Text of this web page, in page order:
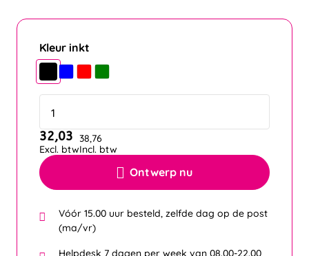
Kleur inkt
Ontwerp nu
32,03
Excl. btw
38,76
Incl. btw
Vóór 15.00 uur besteld, zelfde dag op de post
(ma/vr)
Helpdesk 7 dagen per week van 08.00-22.00